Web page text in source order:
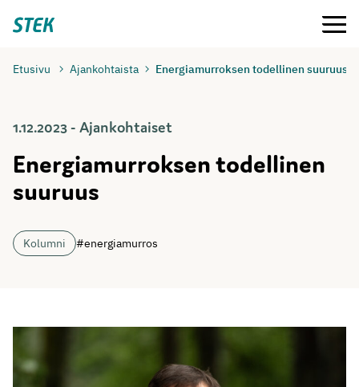
suoraan
Stek Valikko
Etusivu Ajankohtaista Energiamurroksen todellinen suuruus
1.12.2023 - Ajankohtaiset
Energiamurroksen todellinen
suuruus
Kolumni #energiamurros